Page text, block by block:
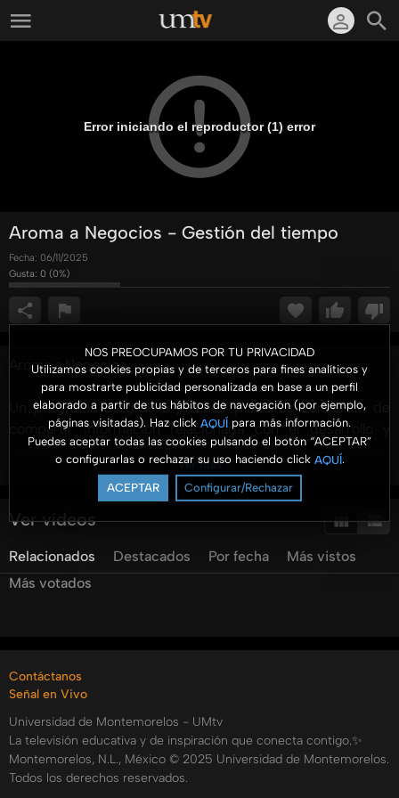
NOS PREOCUPAMOS POR TU PRIVACIDAD
Utilizamos cookies propias y de terceros para fines analíticos y
para mostrarte publicidad personalizada en base a un perfil
elaborado a partir de tus hábitos de navegación (por ejemplo,
páginas visitadas). Haz click AQUÍ para más información.
Puedes aceptar todas las cookies pulsando el botón “ACEPTAR”
o configurarlas o rechazar su uso haciendo click AQUÍ.
ACEPTAR Configurar/Rechazar
Error iniciando el reproductor (1) error
Aroma a Negocios - Gestión del tiempo
Fecha: 06/11/2025
Gusta: 0 (0%)
Aroma a Negocios
Un programa dirigido a jóvenes y adultos con el fin de
compartir información relacionada con el desarrollo y
gestión de los negocios. Se presenta información
profesional con un enfoque práctico y para ser aterrizado
en las organizaciones.
@unimontemorelos @pulsoum @umradioo
Categorías:
Ver más
Ver vídeos
Relacionados Destacados Por fecha
Más vistos
Más votados
Contáctanos
Señal en Vivo
Universidad de Montemorelos - UMtv
La televisión educativa y de inspiración que conecta contigo.✨
Montemorelos, N.L., México © 2025 Universidad de Montemorelos.
Todos los derechos reservados.